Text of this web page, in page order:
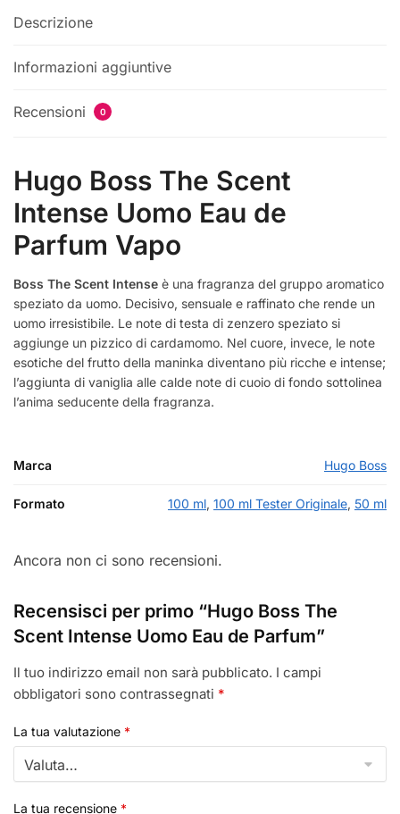
Descrizione
Informazioni aggiuntive
Recensioni 0
Hugo Boss The Scent
Intense Uomo Eau de
Parfum Vapo
Boss The Scent Intense è una fragranza del gruppo aromatico
speziato da uomo. Decisivo, sensuale e raffinato che rende un
uomo irresistibile. Le note di testa di zenzero speziato si
aggiunge un pizzico di cardamomo. Nel cuore, invece, le note
esotiche del frutto della maninka diventano più ricche e intense;
l’aggiunta di vaniglia alle calde note di cuoio di fondo sottolinea
l’anima seducente della fragranza.
Marca Hugo Boss
Formato 100 ml, 100 ml Tester Originale, 50 ml
Ancora non ci sono recensioni.
Recensisci per primo “Hugo Boss The
Scent Intense Uomo Eau de Parfum”
Il tuo indirizzo email non sarà pubblicato. I campi
obbligatori sono contrassegnati *
La tua valutazione *
La tua recensione *